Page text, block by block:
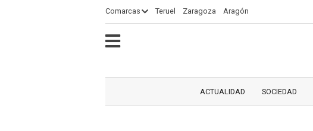
Comarcas Teruel Zaragoza Aragón
ACTUALIDAD SOCIEDAD